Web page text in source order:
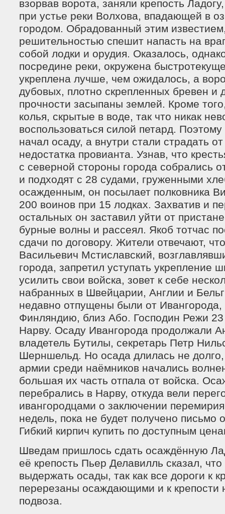
взорвав ворота, заняли крепость
при устье реки Волхова, впадающей в
городом. Обрадованный этим
решительностью спешит напасть на
собой лодки и орудия. Оказалось,
посредине реки, окружена
укреплена лучше, чем ожидалось, а
дубовых, плотно скрепленных бревен и
прочности засыпаны землей. Кроме
колья, скрытые в воде, так что никак
воспользоваться силой петард.
начал осаду, а внутри стали страдать
недостатка провианта. Узнав, что
с северной стороны города собрались
и подходят с 28 судами, груженными
осажденным, он посылает полковника
200 воинов при 15 лодках. Захватив и
остальных он заставил уйти от
бурные волны и рассеял. Якоб тотчас
сдачи по договору. Жители отвечают,
Васильевич Мстиславский,
города, запретил уступать укрепление
усилить свои войска, зовет к себе
набранных в Швейцарии, Англии и
недавно отпущены были от Ивангорода,
Финляндию, близ Або. Господин Режи 23
Нарву. Осаду Ивангорода продолжали
владетель Бутилы, секретарь Петр
Шерншельд. Но осада длилась не долго,
армии среди наёмников начались
большая их часть отпала от войска.
перебрались в Нарву, откуда вели
ивангородцами о заключении
недель, пока не будет получено письмо
Гибкий кирпич купить по доступным
Шведам пришлось сдать осаждённую
её крепость Пьер Делавилль сказал,
выдержать осады, так как все дороги к
перерезаны осаждающими и к крепости
подвоза.